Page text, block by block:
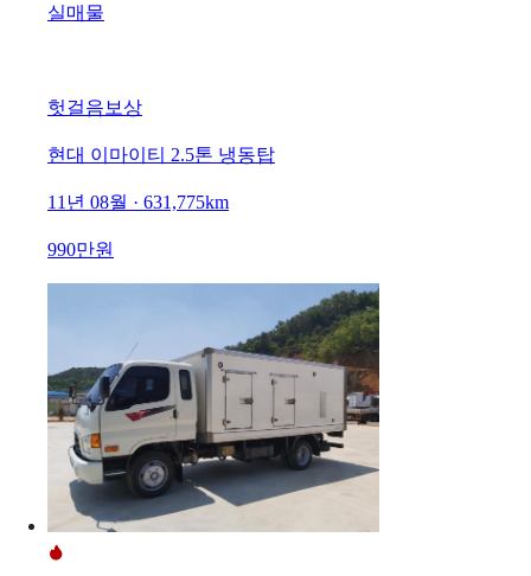
실매물
헛걸음보상
현대 이마이티 2.5톤 냉동탑
11년 08월 · 631,775km
990만원